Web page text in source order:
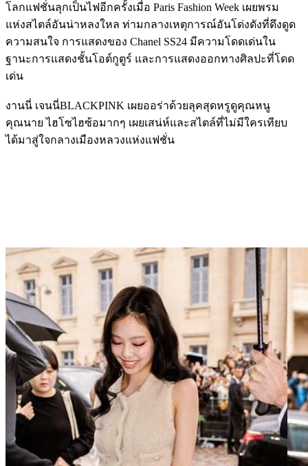
โลกแฟชั่นลุกเป็นไฟอีกครั้งเมื่อ Paris Fashion Week เผยพรม
แห่งสไตล์อันน่าหลงใหล ท่ามกลางเหตุการณ์อันโด่งดังที่ดึงดูด
ความสนใจ การแสดงของ Chanel SS24 มีความโดดเด่นใน
ฐานะการแสดงชั้นโอต์กูตูร์ และการแสดงออกทางศิลปะที่โดด
เด่น
งานนี่ เจนนี่BLACKPINK เผยออร่าด้วยลุคสุดหรูดูคุณหนู
คุณนาย ไฮโซไฮซ้อมากๆ เผยเสน่ห์และสไตล์ที่ไม่มีใครเทียบ
ได้มาสู่ใจกลางเมืองหลวงแห่งแฟชั่น